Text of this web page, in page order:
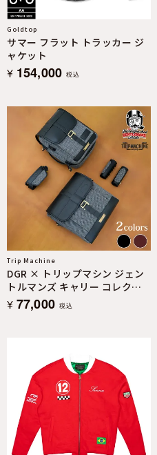
Goldtop
サマー フラット トラッカー ジ
ャケット
¥ 154,000 税込
Trip Machine
DGR × トリップマシン ジェン
トルマンズ キャリー コレクタ
ーズセット
¥ 77,000 税込